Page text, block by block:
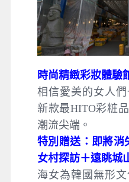
時尚精緻彩妝體驗
相信愛美的女人
新款最HITO彩粧
潮流尖端。
特別贈送：即將消
女村探訪＋遠眺城
海女為韓國無形